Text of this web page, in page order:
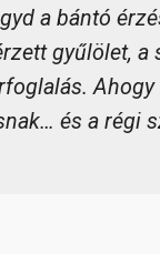
a bántó
gyűlölet,
és a régi